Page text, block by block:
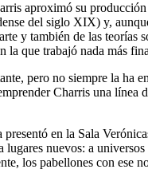
aproximó su
del siglo XIX) y,
y también de las
que trabajó nada más
pero no siempre la ha
Charris una línea
presentó en la Sala
nuevos: a
los pabellones con ese